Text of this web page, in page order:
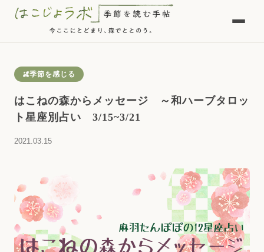
季節を感じる
はこねの森からメッセージ ～和ハーブタロッ
ト星座別占い 3/15~3/21
2021.03.15